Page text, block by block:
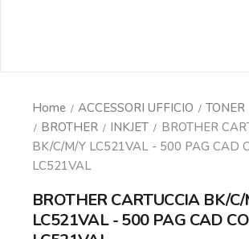
Home ACCESSORI UFFICIO
TONER
BROTHER
INKJET
BROTHER
BK/C/M/Y LC521VAL - 500 PAG CAD
LC521VAL
BROTHER CARTUCCIA BK/
LC521VAL - 500 PAG CAD